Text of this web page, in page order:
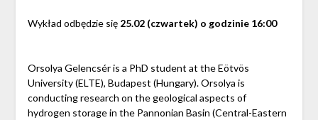
Wykład odbędzie się25.02 (czwartek) o godzinie 16:00
Orsolya Gelencsér is a PhD student at the Eötvös
University (ELTE), Budapest (Hungary). Orsolya is
conducting research on the geological aspects of
hydrogen storage in the Pannonian Basin (Central-Eastern